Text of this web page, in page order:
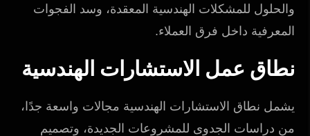
والحلول للمشكلات الهندسية المعقدة، وسد الفجوات
المعرفية داخل فرق العملاء.
نطاق عمل الاستشارات الهندسية
يشمل نطاق الاستشارات الهندسية مجالات واسعة جدًا،
من دراسات الجدوى للمشروعات الجديدة، وتصميم